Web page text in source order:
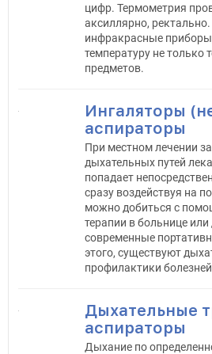
цифр. Термометрия
аксиллярно,
инфракрасные
температуру не
предметов.
Ингаляторы
аспираторы
При местном лечении
дыхательных путей
попадает
сразу воздействуя на
можно добиться с
терапии в больнице
современные
этого, существуют
профилактики
Дыхательные
аспираторы
Дыхание по